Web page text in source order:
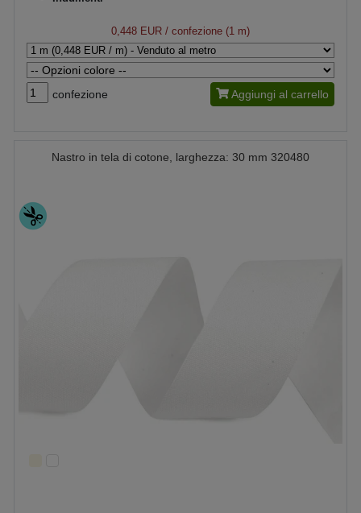
0,448 EUR / confezione (1 m)
confezione Aggiungi al carrello
Nastro in tela di cotone, larghezza: 30 mm 320480